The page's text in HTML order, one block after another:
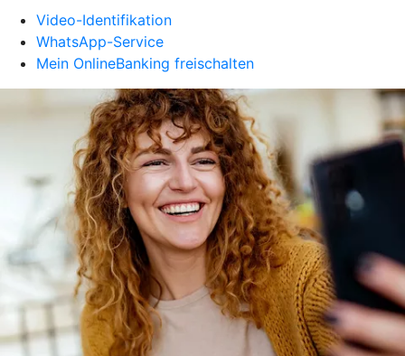
Video-Identifikation
WhatsApp-Service
Mein OnlineBanking freischalten